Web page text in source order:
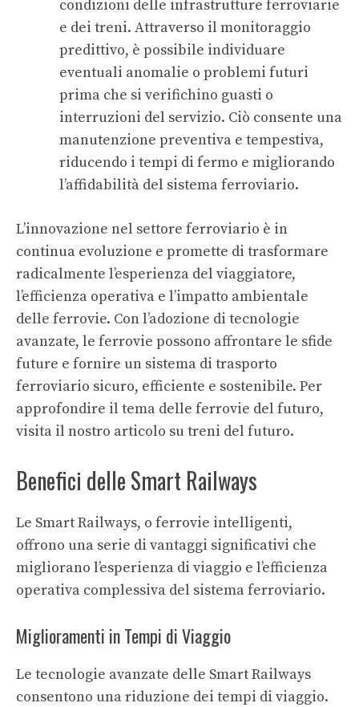
condizioni delle infrastrutture ferroviarie
e dei treni. Attraverso il monitoraggio
predittivo, è possibile individuare
eventuali anomalie o problemi futuri
prima che si verifichino guasti o
interruzioni del servizio. Ciò consente una
manutenzione preventiva e tempestiva,
riducendo i tempi di fermo e migliorando
l’affidabilità del sistema ferroviario.
L’innovazione nel settore ferroviario è in
continua evoluzione e promette di trasformare
radicalmente l’esperienza del viaggiatore,
l’efficienza operativa e l’impatto ambientale
delle ferrovie. Con l’adozione di tecnologie
avanzate, le ferrovie possono affrontare le sfide
future e fornire un sistema di trasporto
ferroviario sicuro, efficiente e sostenibile. Per
approfondire il tema delle ferrovie del futuro,
visita il nostro articolo su treni del futuro.
Benefici delle Smart Railways
Le Smart Railways, o ferrovie intelligenti,
offrono una serie di vantaggi significativi che
migliorano l’esperienza di viaggio e l’efficienza
operativa complessiva del sistema ferroviario.
Miglioramenti in Tempi di Viaggio
Le tecnologie avanzate delle Smart Railways
consentono una riduzione dei tempi di viaggio.